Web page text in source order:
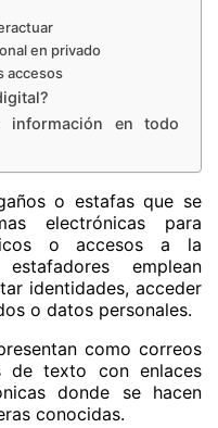
en privado
accesos
información en todo
o estafas que se
electrónicas para
o accesos a la
emplean
identidades, acceder
o datos personales.
como correos
de texto con enlaces
donde se hacen
conocidas.